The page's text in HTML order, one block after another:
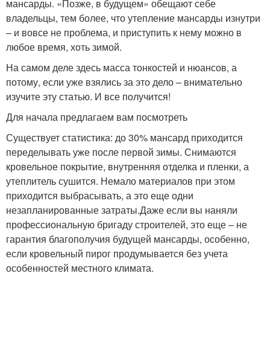
мансарды. «Позже, в будущем» обещают себе
владельцы, тем более, что утепление мансарды изнутри
– и вовсе не проблема, и приступить к нему можно в
любое время, хоть зимой.
На самом деле здесь масса тонкостей и нюансов, а
потому, если уже взялись за это дело – внимательно
изучите эту статью. И все получится!
Для начала предлагаем вам посмотреть
Существует статистика: до 30% мансард приходится
переделывать уже после первой зимы. Снимаются
кровельное покрытие, внутренняя отделка и пленки, а
утеплитель сушится. Немало материалов при этом
приходится выбрасывать, а это еще одни
незапланированные затраты.Даже если вы наняли
профессиональную бригаду строителей, это еще – не
гарантия благополучия будущей мансарды, особенно,
если кровельный пирог продумывается без учета
особенностей местного климата.